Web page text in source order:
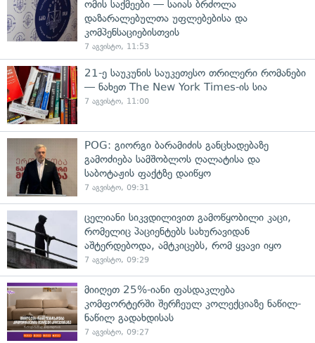
ომის საქმეები — საიას ბრძოლა
დაზარალებულთა უფლებებისა და
კომპენსაციებისთვის
7 აგვისტო, 11:53
21-ე საუკუნის საუკეთესო თრილერი რომანები
— ნახეთ The New York Times-ის სია
7 აგვისტო, 11:00
POG: გიორგი ბარამიძის განცხადებაზე
გამოძიება სამშობლოს ღალატისა და
საბოტაჟის ფაქტზე დაიწყო
7 აგვისტო, 09:31
ცელიანი სიკვდილივით გამოწყობილი კაცი,
რომელიც პაციენტებს სახურავიდან
აშტერდებოდა, ამტკიცებს, რომ ყვავი იყო
7 აგვისტო, 09:29
მიიღეთ 25%-იანი ფასდაკლება
კომფორტერში შერჩეულ კოლექციაზე ნაწილ-
ნაწილ გადახდისას
7 აგვისტო, 09:27